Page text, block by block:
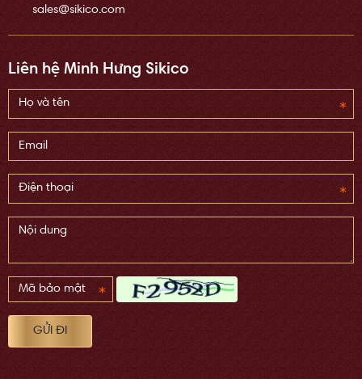
sales@sikico.com
Liên hệ Minh Hưng Sikico